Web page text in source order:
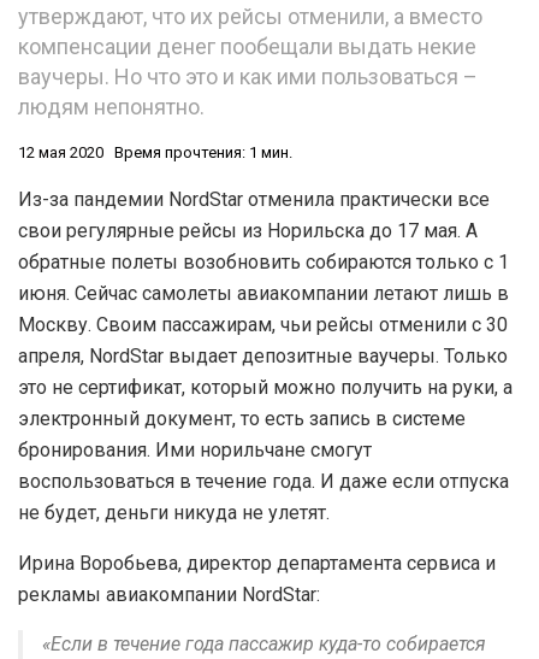
утверждают, что их рейсы отменили, а вместо
компенсации денег пообещали выдать некие
ваучеры. Но что это и как ими пользоваться –
людям непонятно.
12 мая 2020 Время прочтения: 1 мин.
Из-за пандемии NordStar отменила практически все
свои регулярные рейсы из Норильска до 17 мая. А
обратные полеты возобновить собираются только с 1
июня. Сейчас самолеты авиакомпании летают лишь в
Москву. Своим пассажирам, чьи рейсы отменили с 30
апреля, NordStar выдает депозитные ваучеры. Только
это не сертификат, который можно получить на руки, а
электронный документ, то есть запись в системе
бронирования. Ими норильчане смогут
воспользоваться в течение года. И даже если отпуска
не будет, деньги никуда не улетят.
Ирина Воробьева, директор департамента сервиса и
рекламы авиакомпании NordStar:
«Если в течение года пассажир куда-то собирается